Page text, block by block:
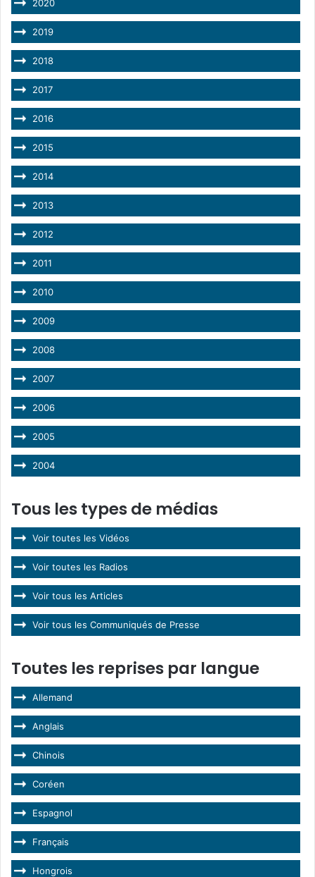
2020
2019
2018
2017
2016
2015
2014
2013
2012
2011
2010
2009
2008
2007
2006
2005
2004
Tous les types de médias
Voir toutes les Vidéos
Voir toutes les Radios
Voir tous les Articles
Voir tous les Communiqués de Presse
Toutes les reprises par langue
Allemand
Anglais
Chinois
Coréen
Espagnol
Français
Hongrois